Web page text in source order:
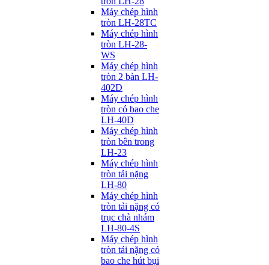
Máy chép hình
tròn LH-28TC
Máy chép hình
tròn LH-28-
WS
Máy chép hình
tròn 2 bàn LH-
402D
Máy chép hình
tròn có bao che
LH-40D
Máy chép hình
tròn bên trong
LH-23
Máy chép hình
tròn tải nặng
LH-80
Máy chép hình
tròn tải nặng có
trục chà nhám
LH-80-4S
Máy chép hình
tròn tải nặng có
bao che hút bụi